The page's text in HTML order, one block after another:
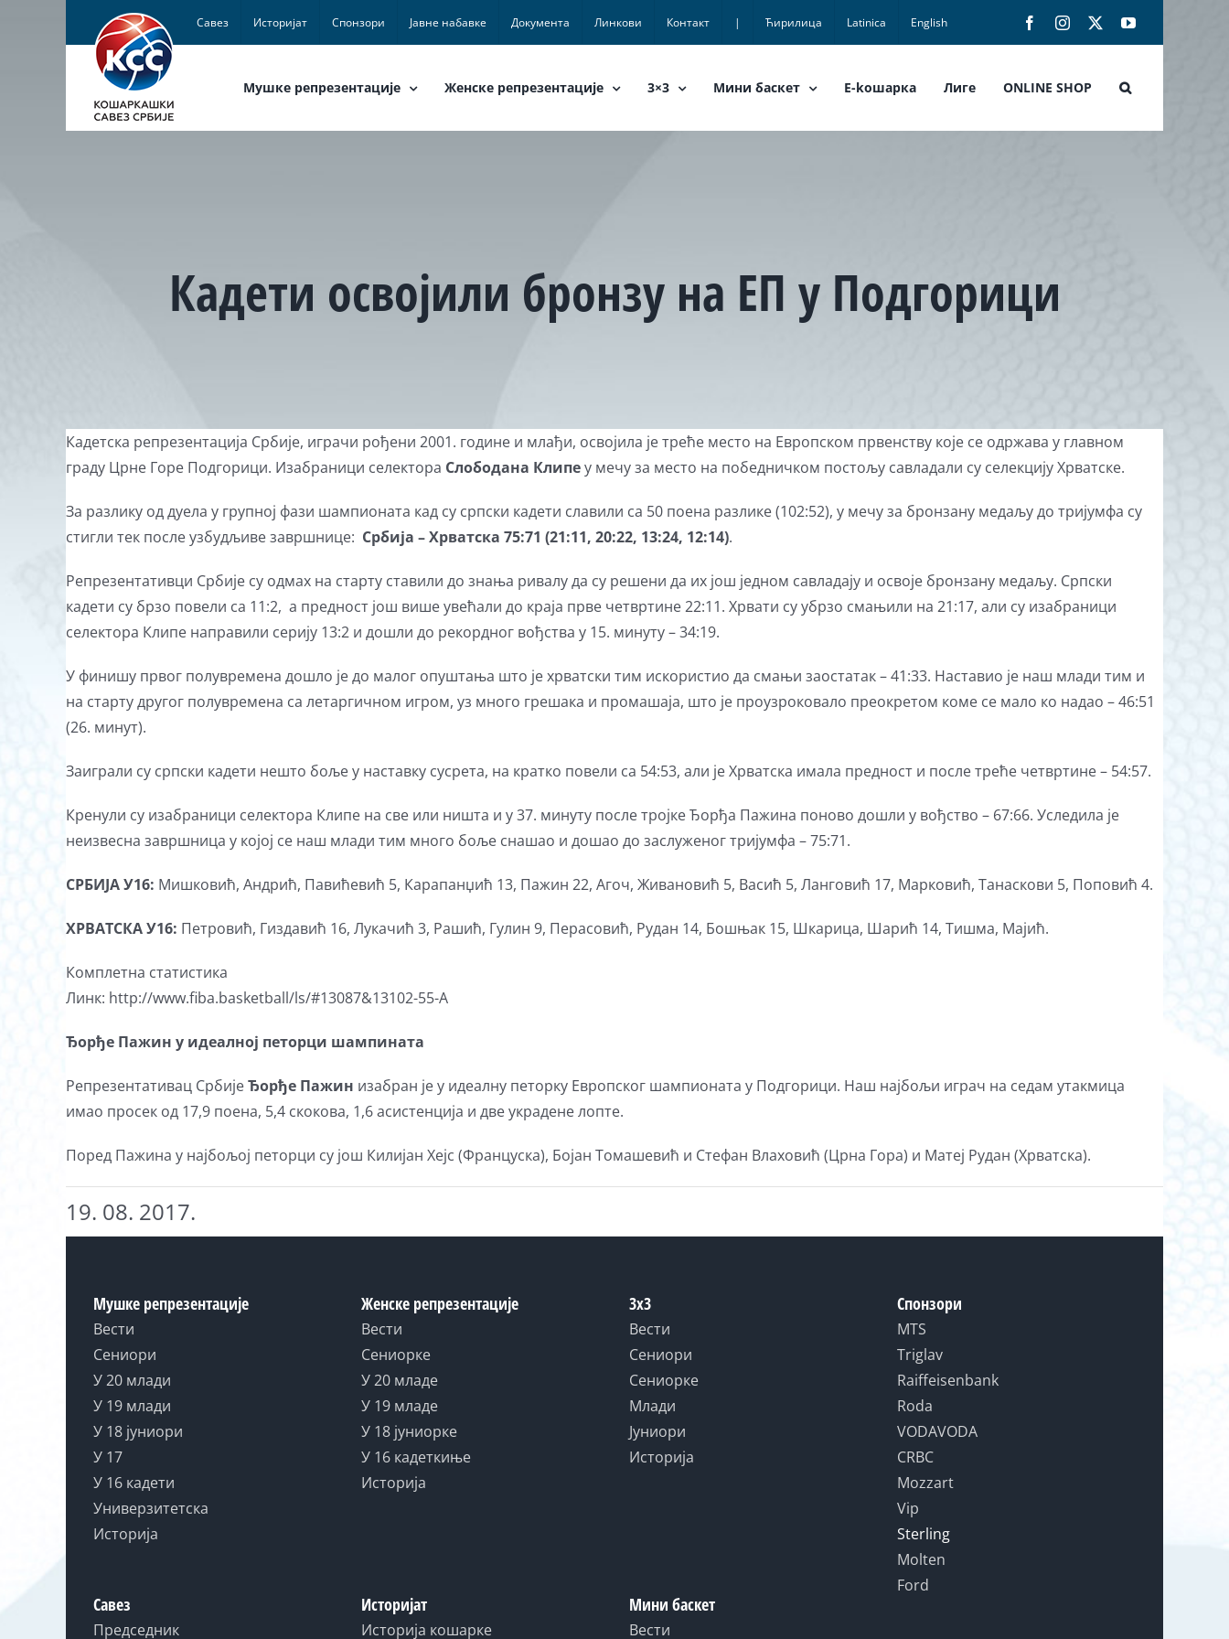
Савез Историјат Спонзори Јавне набавке Документа Линкови Контакт | Ћирилица Latinica English FacebookInstagram YouTube
Мушке репрезентације Женске репрезентације 3×3 Мини баскет E-koшарка Лиге ONLINE SHOP
Кадети освојили бронзу на ЕП у Подгорици
View
Larger
Кадетска репрезентација Србије, играчи рођени 2001. године и млађи, освојила је треће место на Европском првенству које се одржава у главном
граду Црне Горе Подгорици. Изабраници селектора Слободана Клипеу мечу за место на победничком постољу савладали су селекцију Хрватске.
За разлику од дуела у групној фази шампионата кад су српски кадети славили са 50 поена разлике (102:52), у мечу за бронзану медаљу до тријумфа су
стигли тек после узбудљиве завршнице: Србија – Хрватска 75:71 (21:11, 20:22, 13:24, 12:14).
Репрезентативци Србије су одмах на старту ставили до знања ривалу да су решени да их још једном савладају и освоје бронзану медаљу. Српски
кадети су брзо повели са 11:2, а предност још више увећали до краја прве четвртине 22:11. Хрвати су убрзо смањили на 21:17, али су изабраници
селектора Клипе направили серију 13:2 и дошли до рекордног вођства у 15. минуту – 34:19.
У финишу првог полувремена дошло је до малог опуштања што је хрватски тим искористио да смањи заостатак – 41:33. Наставио је наш млади тим и
на старту другог полувремена са летаргичном игром, уз много грешака и промашаја, што је проузроковало преокретом коме се мало ко надао – 46:51
(26. минут).
Заиграли су српски кадети нешто боље у наставку сусрета, на кратко повели са 54:53, али је Хрватска имала предност и после треће четвртине – 54:57.
Кренули су изабраници селектора Клипе на све или ништа и у 37. минуту после тројке Ђорђа Пажина поново дошли у вођство – 67:66. Уследила је
неизвесна завршница у којој се наш млади тим много боље снашао и дошао до заслуженог тријумфа – 75:71.
СРБИЈА У16: Мишковић, Андрић, Павићевић 5, Карапанџић 13, Пажин 22, Агоч, Живановић 5, Васић 5, Ланговић 17, Марковић, Танаскови 5, Поповић 4.
ХРВАТСКА У16: Петровић, Гиздавић 16, Лукачић 3, Рашић, Гулин 9, Перасовић, Рудан 14, Бошњак 15, Шкарица, Шарић 14, Тишма, Мајић.
Комплетна статистика
Линк: http://www.fiba.basketball/ls/#13087&13102-55-A
Ђорђе Пажин у идеалној петорци шампината
Репрезентативац СрбијеЂорђе Пажин изабран је у идеалну петорку Европског шампионата у Подгорици. Наш најбољи играч на седам утакмица
имао просек од 17,9 поена, 5,4 скокова, 1,6 асистенција и две украдене лопте.
Поред Пажина у најбољој петорци су још Килијан Хејс (Француска), Бојан Томашевић и Стефан Влаховић (Црна Гора) и Матеј Рудан (Хрватска).
19. 08. 2017.
Мушке репрезентације
Вести
Сениори
У 20 млади
У 19 млади
У 18 јуниори
У 17
У 16 кадети
Универзитетска
Историја
Савез
Председник
Женске репрезентације
Вести
Сениорке
У 20 младе
У 19 младе
У 18 јуниорке
У 16 кадеткиње
Историја
Историјат
Историја кошарке
3x3
Вести
Сениори
Сениорке
Млади
Јуниори
Историја
Мини баскет
Вести
Спонзори
MTS
Triglav
Raiffeisenbank
Roda
VODAVODA
CRBC
Mozzart
Vip
Sterling
Molten
Ford